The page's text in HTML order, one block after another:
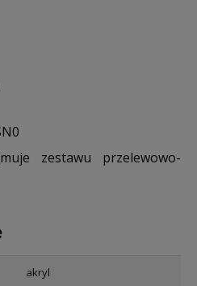
zestawu przelewowo-
akryl